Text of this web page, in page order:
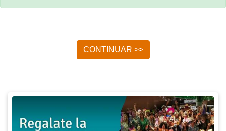
CONTINUAR >>